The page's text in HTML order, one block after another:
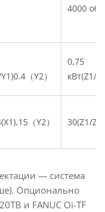
4000
（Y2）
0,75
кВт(Z1/
（Y2） 30(Z1/
— система
Опционально
и FANUC Oi-TF